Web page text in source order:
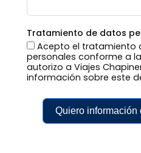
Tratamiento de datos
Acepto el tratamiento
personales conforme a la
autorizo a Viajes
información sobre este
Quiero